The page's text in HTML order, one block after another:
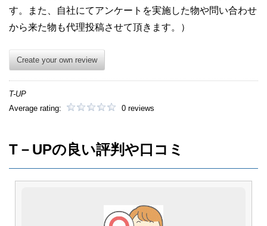
す。また、自社にてアンケートを実施した物や問い合わせ
から来た物も代理投稿させて頂きます。）
Create your own review
T-UP
Average rating:
0 reviews
T－UPの良い評判や口コミ